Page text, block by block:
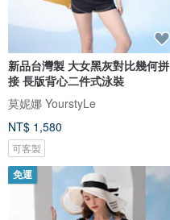
新品台灣製 大女黑灰對比幾何拼
接 長版背心二件式泳裝
莫妮娜 YourstyLe
NT$ 1,580
可客製
免運